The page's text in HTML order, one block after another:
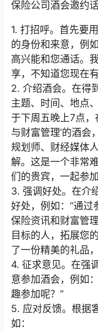
保险公司酒会邀约
1. 打招呼。首先要
的身份和来意，例
高兴能和您通话。
享，不知道您现在
2. 介绍酒会。在得
主题、时间、地点
于下周五晚上7点，
与财富管理’的酒会
规划师、财经媒体
解。这是一个非常
们的贵宾，一起参
3. 强调好处。在介
好处，例如：“通过
保险资讯和财富管
目标的人，拓展您
了一份精美的礼品
4. 征求意见。在强
意参加酒会，例如
趣参加呢？”
5. 应对反馈。根据
如：